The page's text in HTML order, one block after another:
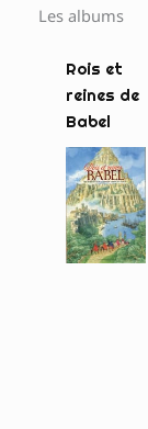
Les albums
Rois et
reines de
Babel